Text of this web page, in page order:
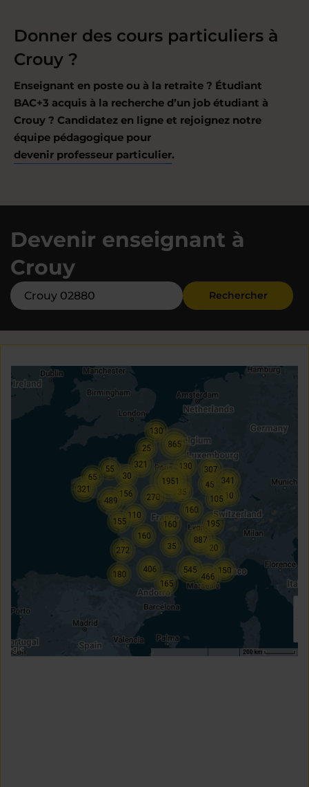
Donner des cours particuliers à
Crouy ?
Enseignant en poste ou à la retraite ? Étudiant
BAC+3 acquis à la recherche d’un job étudiant à
Crouy ? Candidatez en ligne et rejoignez notre
équipe pédagogique pour
devenir professeur particulier.
Devenir enseignant à
Crouy
Rechercher